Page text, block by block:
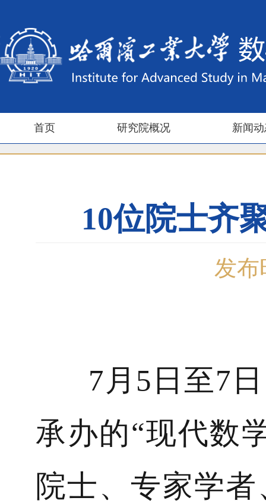
首页 研究院概况 新闻
10位院士齐
发布
7月5日至7日
承办的“现代数
院士、专家学